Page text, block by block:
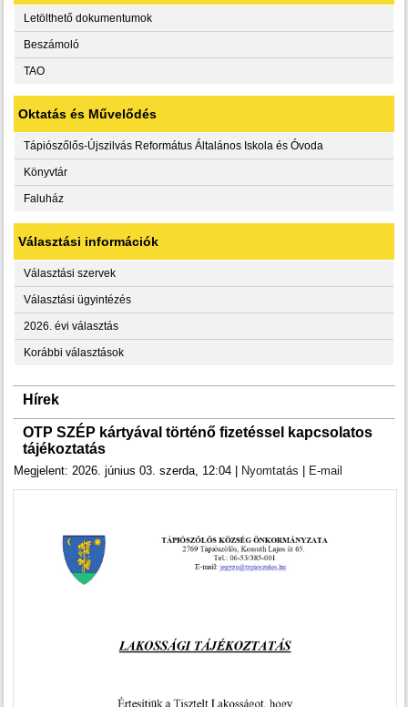
Letölthető dokumentumok
Beszámoló
TAO
Oktatás és Művelődés
Tápiószőlős-Újszilvás Református Általános Iskola és Óvoda
Könyvtár
Faluház
Választási információk
Választási szervek
Választási ügyintézés
2026. évi választás
Korábbi választások
Hírek
OTP SZÉP kártyával történő fizetéssel kapcsolatos
tájékoztatás
Megjelent: 2026. június 03. szerda, 12:04 Nyomtatás E-mail